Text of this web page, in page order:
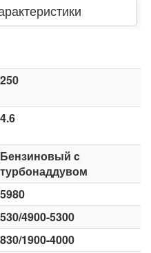
250
4.6
Бензиновый c
турбонаддувом
5980
530/4900-5300
830/1900-4000